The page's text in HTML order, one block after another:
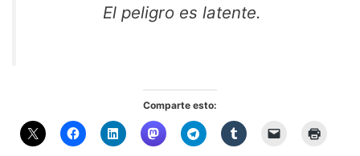
El peligro es latente.
Comparte esto: